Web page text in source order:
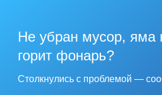
Не убран мусор, яма
горит фонарь?
Столкнулись с проблемой —